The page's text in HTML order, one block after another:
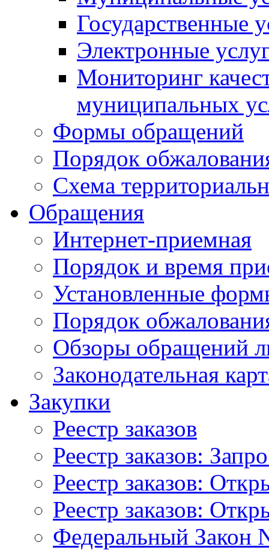
Государственные
Электронные
Мониторинг
муниципальных
Формы обращений
Порядок
Схема
Обращения
Интернет-приемная
Порядок и время
Установленные
Порядок
Обзоры обращений
Законодательная
Закупки
Реестр заказов
Реестр заказов:
Реестр заказов:
Реестр заказов:
Федеральный Закон